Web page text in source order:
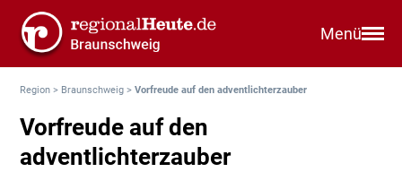
Menü
Region > Braunschweig >Vorfreude auf den adventlichterzauber
Vorfreude auf den
adventlichterzauber